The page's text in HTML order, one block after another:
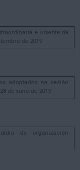
e urxente da
de 2019
adoptados na sesión
de xuño de 2019
de organización